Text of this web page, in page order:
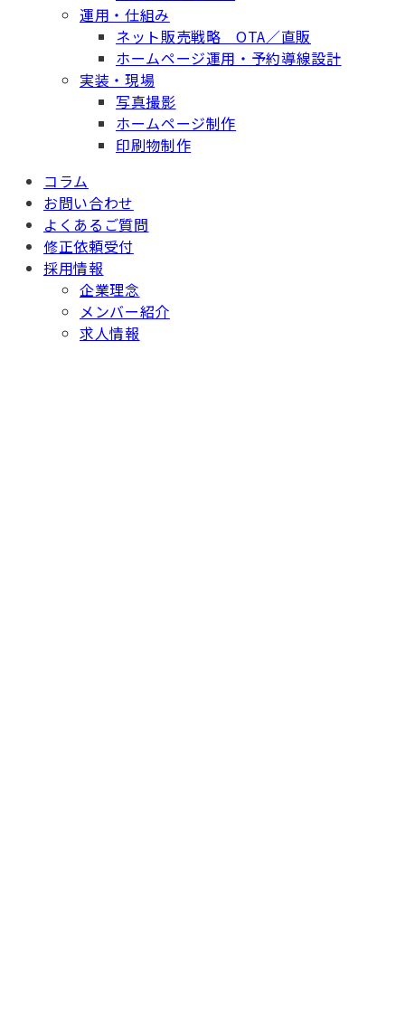
運用・仕組み
ネット販売戦略 OTA／直販
ホームページ運用・予約導線設計
実装・現場
写真撮影
ホームページ制作
印刷物制作
コラム
お問い合わせ
よくあるご質問
修正依頼受付
採用情報
企業理念
メンバー紹介
求人情報